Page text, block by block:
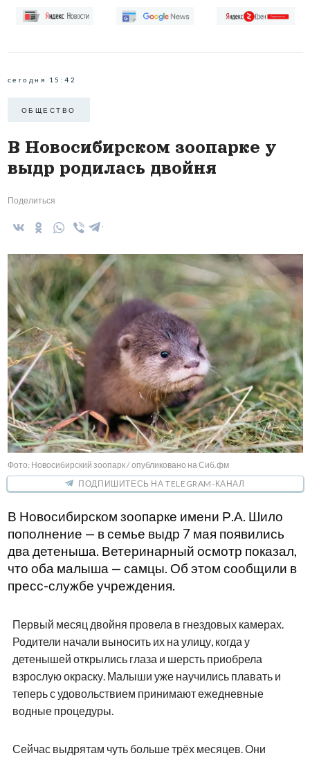
сегодня 15:42
ОБЩЕСТВО
В Новосибирском зоопарке у
выдр родилась двойня
Поделиться
Фото: Новосибирский зоопарк / опубликовано на Сиб.фм
ПОДПИШИТЕСЬ НА TELEGRAM-КАНАЛ
В Новосибирском зоопарке имени Р.А. Шило
пополнение — в семье выдр 7 мая появились
два детеныша. Ветеринарный осмотр показал,
что оба малыша — самцы. Об этом сообщили в
пресс-службе учреждения.
Первый месяц двойня провела в гнездовых камерах.
Родители начали выносить их на улицу, когда у
детенышей открылись глаза и шерсть приобрела
взрослую окраску. Малыши уже научились плавать и
теперь с удовольствием принимают ежедневные
водные процедуры.
Сейчас выдрятам чуть больше трёх месяцев. Они